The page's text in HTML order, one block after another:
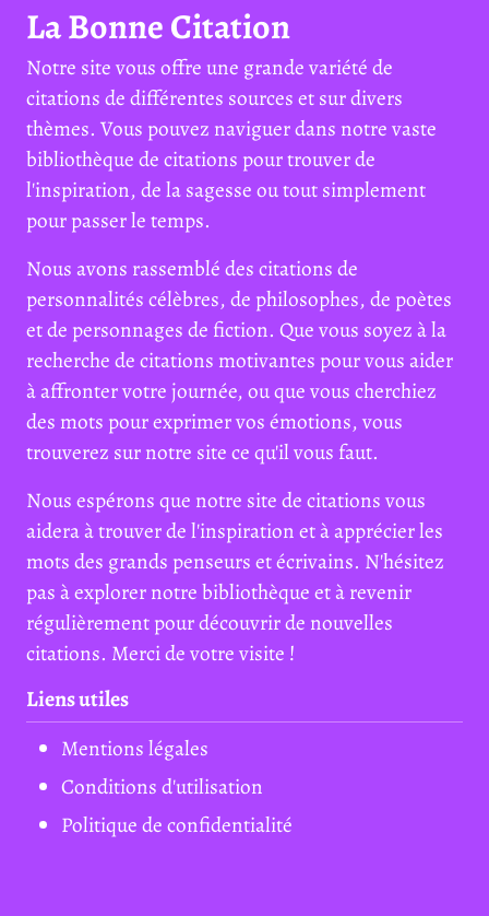
La Bonne Citation
Notre site vous offre une grande variété de
citations de différentes sources et sur divers
thèmes. Vous pouvez naviguer dans notre vaste
bibliothèque de citations pour trouver de
l'inspiration, de la sagesse ou tout simplement
pour passer le temps.
Nous avons rassemblé des citations de
personnalités célèbres, de philosophes, de poètes
et de personnages de fiction. Que vous soyez à la
recherche de citations motivantes pour vous aider
à affronter votre journée, ou que vous cherchiez
des mots pour exprimer vos émotions, vous
trouverez sur notre site ce qu'il vous faut.
Nous espérons que notre site de citations vous
aidera à trouver de l'inspiration et à apprécier les
mots des grands penseurs et écrivains. N'hésitez
pas à explorer notre bibliothèque et à revenir
régulièrement pour découvrir de nouvelles
citations. Merci de votre visite !
Liens utiles
Mentions légales
Conditions d'utilisation
Politique de confidentialité